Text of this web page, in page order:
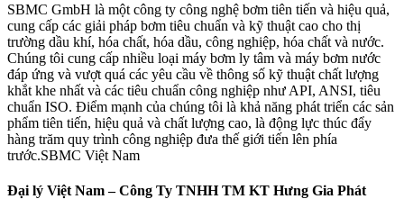
SBMC GmbH là một công ty công nghệ bơm tiên tiến và hiệu quả,
cung cấp các giải pháp bơm tiêu chuẩn và kỹ thuật cao cho thị
trường dầu khí, hóa chất, hóa dầu, công nghiệp, hóa chất và nước.
Chúng tôi cung cấp nhiều loại máy bơm ly tâm và máy bơm nước
đáp ứng và vượt quá các yêu cầu về thông số kỹ thuật chất lượng
khắt khe nhất và các tiêu chuẩn công nghiệp như API, ANSI, tiêu
chuẩn ISO. Điểm mạnh của chúng tôi là khả năng phát triển các sản
phẩm tiên tiến, hiệu quả và chất lượng cao, là động lực thúc đẩy
hàng trăm quy trình công nghiệp đưa thế giới tiến lên phía
trước.SBMC Việt Nam
Đại lý Việt Nam – Công Ty TNHH TM KT Hưng Gia Phát